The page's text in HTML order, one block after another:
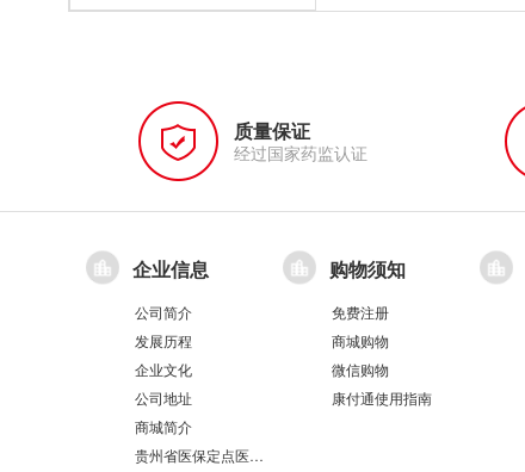
质量保证
经过国家药监认证
企业信息
公司简介
发展历程
企业文化
公司地址
商城简介
贵州省医保定点医疗机构医保服务情况表（第551分店）
购物须知
免费注册
商城购物
微信购物
康付通使用指南